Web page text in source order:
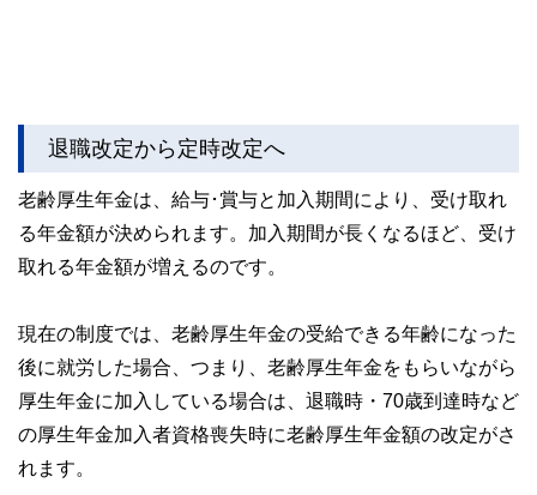
退職改定から定時改定へ
老齢厚生年金は、給与･賞与と加入期間により、受け取れ
る年金額が決められます。加入期間が長くなるほど、受け
取れる年金額が増えるのです。
現在の制度では、老齢厚生年金の受給できる年齢になった
後に就労した場合、つまり、老齢厚生年金をもらいながら
厚生年金に加入している場合は、退職時・70歳到達時など
の厚生年金加入者資格喪失時に老齢厚生年金額の改定がさ
れます。